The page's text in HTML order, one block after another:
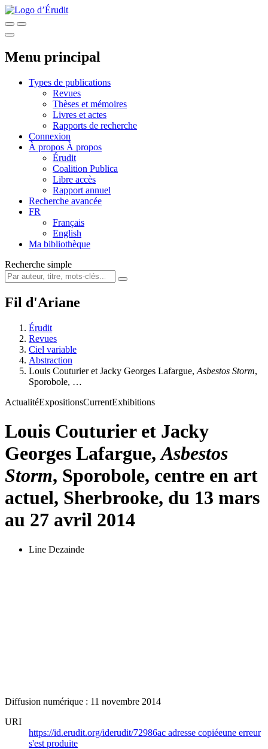
Menu principal
Types de publications
Revues
Thèses et mémoires
Livres et actes
Rapports de recherche
Connexion
À propos À propos
Érudit
Coalition Publica
Libre accès
Rapport annuel
Recherche avancée
FR
Français
English
Ma bibliothèque
Recherche simple
Fil d'Ariane
Érudit
Revues
Ciel variable
Abstraction
Louis Couturier et Jacky Georges Lafargue, Asbestos Storm,
Sporobole, …
ActualitéExpositionsCurrentExhibitions
Louis Couturier et Jacky
Georges Lafargue,Asbestos
Storm, Sporobole, centre en art
actuel, Sherbrooke, du 13 mars
au 27 avril 2014
Line Dezainde
Diffusion numérique : 11 novembre 2014
URI
https://id.erudit.org/iderudit/72986ac adresse copiéeune erreur
s'est produite